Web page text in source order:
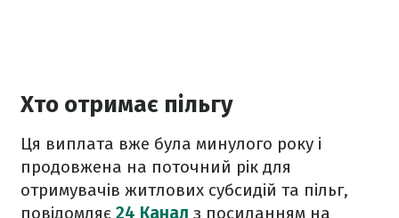
Хто отримає пільгу
Ця виплата вже була минулого року і
продовжена на поточний рік для
отримувачів житлових субсидій та пільг,
повідомляє 24 Канал з посиланням на